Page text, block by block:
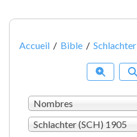
Accueil / Bible / Schlachter
Nombres
Schlachter (SCH) 1905